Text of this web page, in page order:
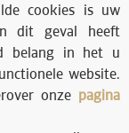
cookies is uw
dit geval heeft
belang in het u
website.
onze pagina